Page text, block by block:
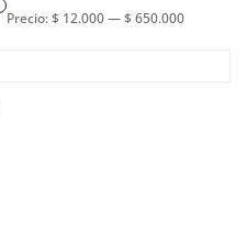
Precio:$ 12.000—$ 650.000